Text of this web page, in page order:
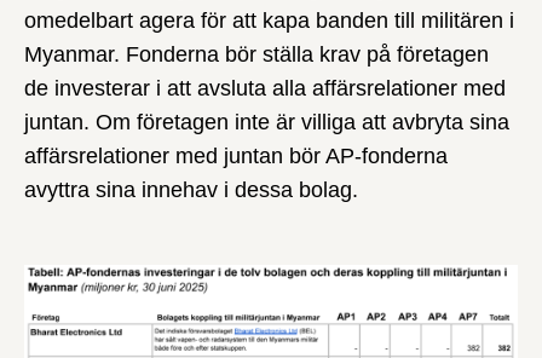
omedelbart agera för att kapa banden till militären i
Myanmar. Fonderna bör ställa krav på företagen
de investerar i att avsluta alla affärsrelationer med
juntan. Om företagen inte är villiga att avbryta sina
affärsrelationer med juntan bör AP-fonderna
avyttra sina innehav i dessa bolag.